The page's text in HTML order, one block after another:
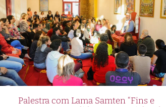
Palestra com Lama Samten “Fins e